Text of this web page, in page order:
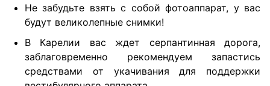
Не забудьте взять с собой фотоаппарат, у вас
будут великолепные снимки!
В Карелии вас ждет серпантинная дорога,
заблаговременно рекомендуем запастись
средствами от укачивания для поддержки